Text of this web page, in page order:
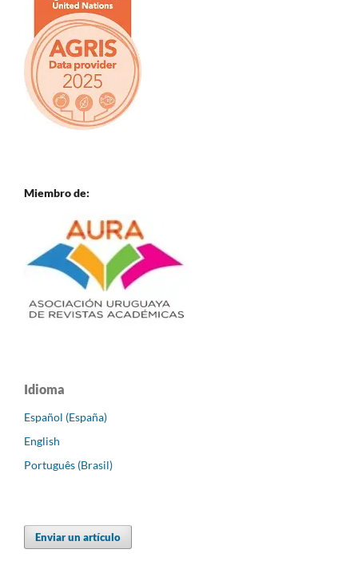
Miembro de:
Idioma
Español (España)
English
Português (Brasil)
Enviar un artículo